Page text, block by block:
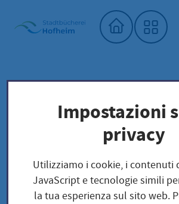
Home"
Biblioteca comunale
Biblioteca
Unser Saatgut: Aussaat - Ernte -
Fruchtgemüse
TOMATEN
Ruthje - Solanum lycopersicum
Impostazioni
privacy
Utilizziamo i cookie, i contenuti
JavaScript e tecnologie simili
la tua esperienza sul sito web.